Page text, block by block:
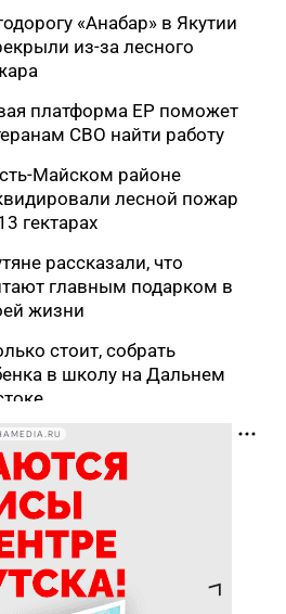
«Анабар» в Якутии
из-за лесного
платформа ЕР поможет
СВО найти работу
Майском районе
лесной пожар
гектарах
рассказали, что
главным подарком в
жизни
стоит, собрать
в школу на Дальнем
заготовлено 114
тонн сена и 200 тонн
завершилась
экспедиция из